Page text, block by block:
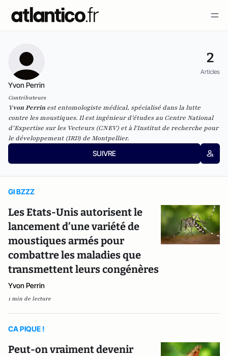
2
Articles
Yvon Perrin
Contributeurs
Yvon Perrin est entomologiste médical, spécialisé dans la lutte
contre les moustiques. Il est ingénieur d’études au Centre National
d’Expertise sur les Vecteurs (CNEV) et à l'Institut de recherche pour
le développement (IRD) de Montpellier.
SUIVRE
GI BZZZ
Les Etats-Unis autorisent le
lancement d’une variété de
moustiques armés pour
combattre les maladies que
transmettent leurs congénères
Yvon Perrin
1 min de lecture
CA PIQUE !
Peut-on vraiment devenir